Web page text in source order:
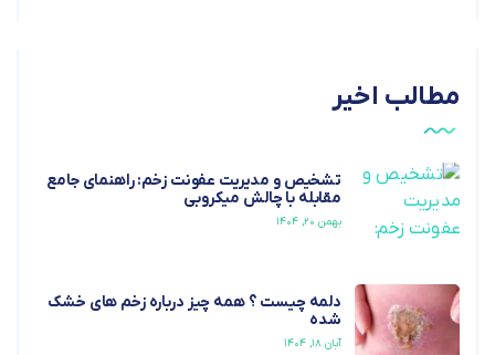
مطالب اخیر
تشخیص و مدیریت عفونت زخم: راهنمای جامع
مقابله با چالش میکروبی
بهمن ۲۰, ۱۴۰۴
دلمه چیست ؟ همه چیز درباره زخم های خشک
شده
آبان ۱۸, ۱۴۰۴